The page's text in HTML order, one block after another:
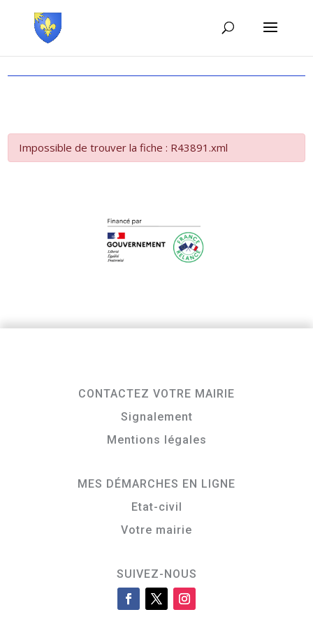
Impossible de trouver la fiche : R43891.xml
CONTACTEZ VOTRE MAIRIE
Signalement
Mentions légales
MES DÉMARCHES EN LIGNE
Etat-civil
Votre mairie
SUIVEZ-NOUS